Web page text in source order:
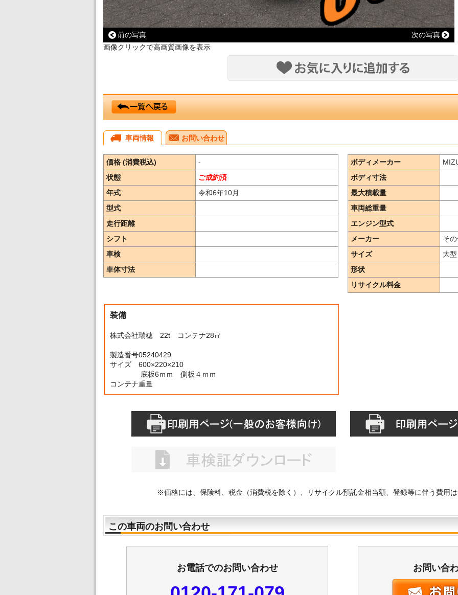
前の写真
次の写真
画像クリックで高画質画像を表示
車両情報 お問い合わせ
価格 (消費税込)
-
状態
ご成約済
年式
令和6年10月
型式
走行距離
シフト
車検
車体寸法
ボディメーカー
ボディ寸法
最大積載量
車両総重量
エンジン型式
メーカー
そ
サイズ
大型
形状
リサイクル料金
装備
株式会社瑞穂 22t コンテナ28㎥
製造番号05240429
サイズ 600×220×210
底板6ｍｍ 側板４ｍｍ
コンテナ重量
※価格には、保険料、税金（消費税を除く）、リサイクル預託金相当額、登録等に伴う費用
この車両のお問い合わせ
お電話でのお問い合わせ お問い合